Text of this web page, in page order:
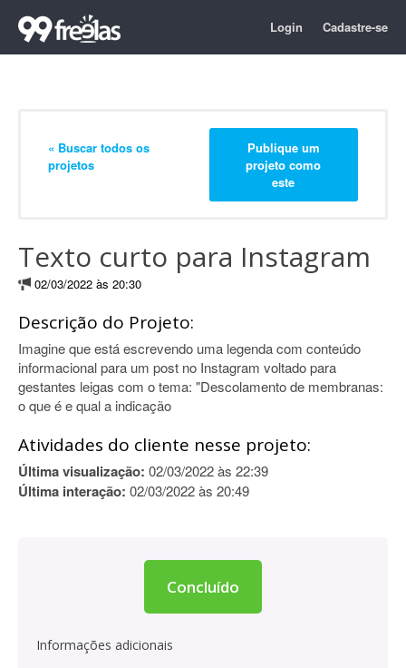
Login Cadastre-se
« Buscar todos os
projetos
Publique um
projeto como
este
Texto curto para Instagram
02/03/2022 às 20:30
Descrição do Projeto:
Imagine que está escrevendo uma legenda com conteúdo
informacional para um post no Instagram voltado para
gestantes leigas com o tema: "Descolamento de membranas:
o que é e qual a indicação
Atividades do cliente nesse projeto:
Última visualização: 02/03/2022 às 22:39
Última interação: 02/03/2022 às 20:49
Concluído
Informações adicionais